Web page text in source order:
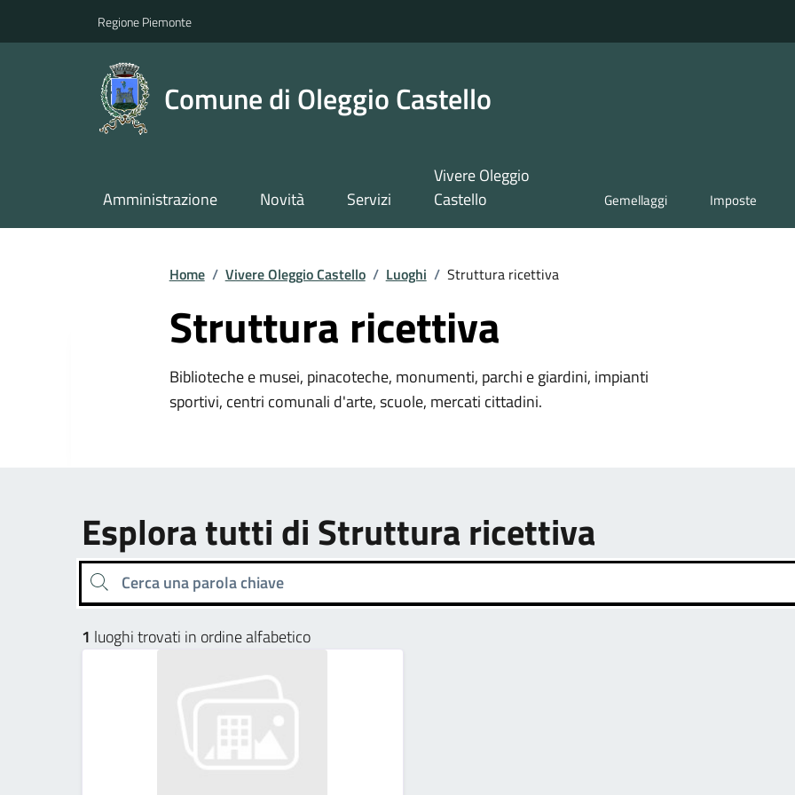
Regione Piemonte
Comune di Oleggio Castello
Amministrazione Novità Servizi
Vivere Oleggio
Castello
Gemellaggi Imposte
Home / Vivere Oleggio Castello / Luoghi / Struttura ricettiva
Struttura ricettiva
Biblioteche e musei, pinacoteche, monumenti, parchi e giardini, impianti
sportivi, centri comunali d'arte, scuole, mercati cittadini.
Esplora tutti di Struttura ricettiva
Cerca una parola chiave
1 luoghi trovati in ordine alfabetico